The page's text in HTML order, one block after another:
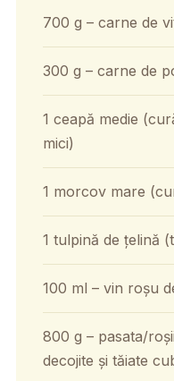
700 g – carne de
300 g – carne de
1 ceapă medie
mici)
1 morcov mare
1 tulpină de țelină
100 ml – vin roșu
800 g – pasata/
decojite și tăiate